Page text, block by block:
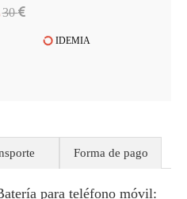
30
IDEMIA
Forma de pago
para teléfono móvil: